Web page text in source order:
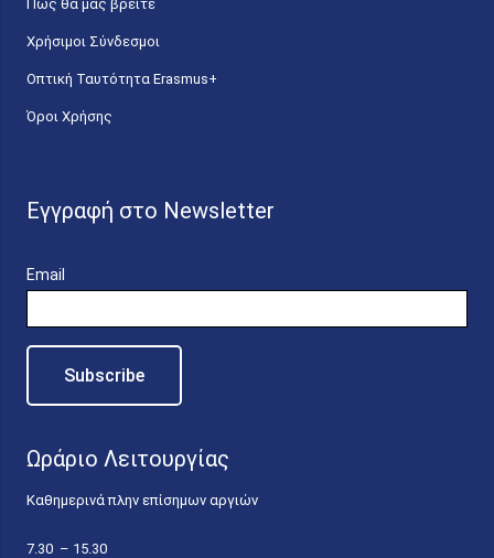
Πώς θα μας βρείτε
Χρήσιμοι Σύνδεσμοι
Οπτική Ταυτότητα Erasmus+
Όροι Χρήσης
Εγγραφή στο Newsletter
Email
Ωράριο Λειτουργίας
Καθημερινά πλην επίσημων αργιών
7.30 – 15.30